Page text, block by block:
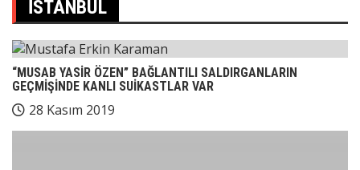
İSTANBUL
“MUSAB YASİR ÖZEN” BAĞLANTILI SALDIRGANLARIN
GEÇMİŞİNDE KANLI SUİKASTLAR VAR
28 Kasım 2019